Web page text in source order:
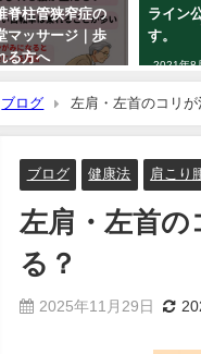
脊柱管狭窄症の
マッサージ｜歩
る方へ
ライン
す。
2021年8
ブログ 左肩・左首のコリ
ブログ 健康法 肩こり
左肩・左首
る？
2025年11月29日